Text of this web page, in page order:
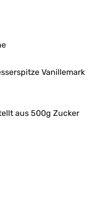
Vanillemark
aus 500g Zucker